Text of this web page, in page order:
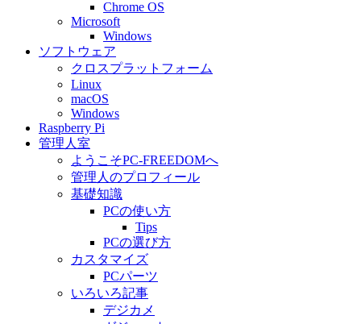
Chrome OS
Microsoft
Windows
ソフトウェア
クロスプラットフォーム
Linux
macOS
Windows
Raspberry Pi
管理人室
ようこそPC-FREEDOMへ
管理人のプロフィール
基礎知識
PCの使い方
Tips
PCの選び方
カスタマイズ
PCパーツ
いろいろ記事
デジカメ